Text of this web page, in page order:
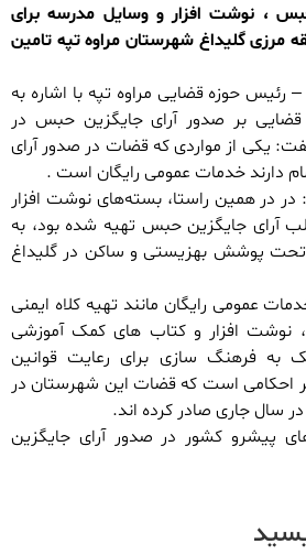
، نوشت افزار و وسایل مدرسه برای
مرزی گلیداغ شهرستان مراوه تپه تامین
رئیس حوزه قضایی مراوه تپه با اشاره به
بر صدور آرای جایگزین حبس در
یکی از مواردی که قضات در صدور آرای
دارند خدمات عمومی رایگان است .
در همین راستا، بسته‌های نوشت افزار
آرای جایگزین حبس تهیه شده بود، به
تحت پوشش بهزیستی و ساکن در گلیداغ
عمومی رایگان مانند تهیه کلاه ایمنی
نوشت افزار و کتاب های کمک آموزشی
به فرهنگ سازی برای رعایت قوانین
احکامی است که قضات این شهرستان در
سال جاری صادر کرده اند.
پیشرو کشور در صدور آرای جایگزین